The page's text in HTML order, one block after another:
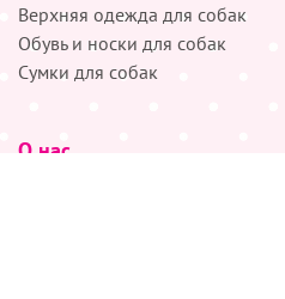
Верхняя одежда для собак
Обувь и носки для собак
Сумки для собак
О нас